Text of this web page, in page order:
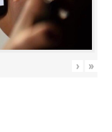
› »